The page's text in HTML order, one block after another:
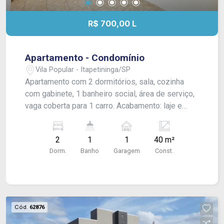
localizado na nossa Central de Decorados.
R$ 700,00 L
Apartamento - Condomínio
Vila Popular - Itapetininga/SP
Apartamento com 2 dormitórios, sala, cozinha
com gabinete, 1 banheiro social, área de serviço,
vaga coberta para 1 carro. Acabamento: laje e
2
Dorm.
1
Banho
1
Garagem
40 m²
Const.
Cód. 62876